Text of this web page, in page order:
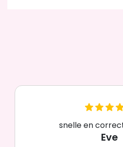
snelle en
Eve